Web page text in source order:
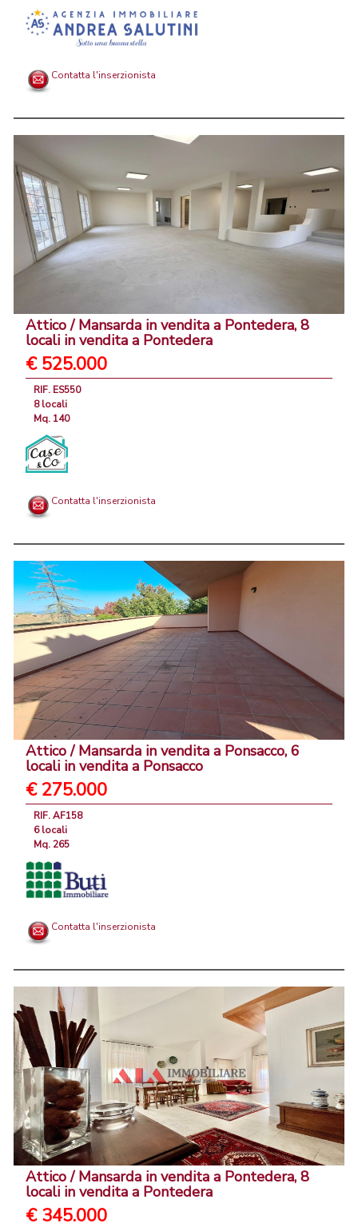
Contatta l'inserzionista
Attico / Mansarda in vendita a Pontedera, 8
locali in vendita a Pontedera
€ 525.000
RIF. ES550
8 locali
Mq. 140
Contatta l'inserzionista
Attico / Mansarda in vendita a Ponsacco, 6
locali in vendita a Ponsacco
€ 275.000
RIF. AF158
6 locali
Mq. 265
Contatta l'inserzionista
Attico / Mansarda in vendita a Pontedera, 8
locali in vendita a Pontedera
€ 345.000